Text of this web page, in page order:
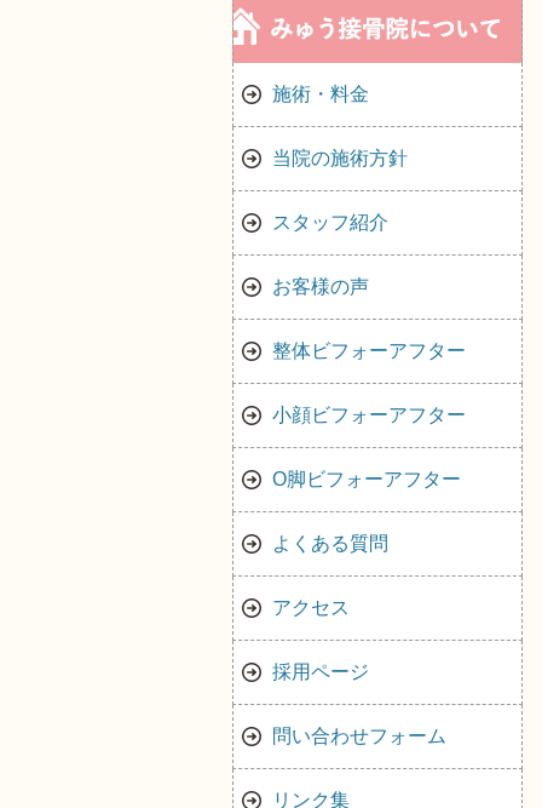
施術・料金
当院の施術方針
スタッフ紹介
お客様の声
整体ビフォーアフター
小顔ビフォーアフター
O脚ビフォーアフター
よくある質問
アクセス
採用ページ
問い合わせフォーム
リンク集